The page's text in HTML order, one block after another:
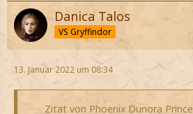
Danica Talos
VS Gryffindor
13. Januar 2022 um 08:34
Zitat von Phoenix Dunora Prince